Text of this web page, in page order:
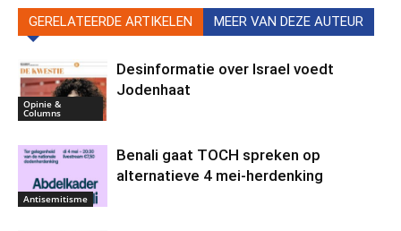
GERELATEERDE ARTIKELEN MEER VAN DEZE AUTEUR
Opinie &
Columns
Desinformatie over Israel voedt
Jodenhaat
Antisemitisme
Benali gaat TOCH spreken op
alternatieve 4 mei-herdenking